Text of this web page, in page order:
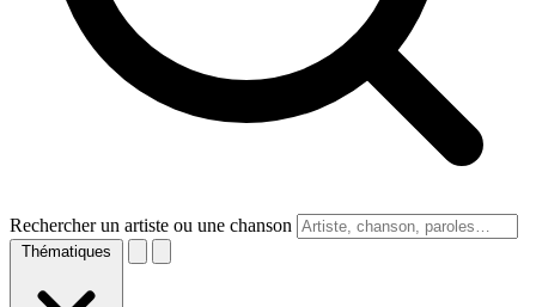
Rechercher un artiste ou une chanson
Thématiques